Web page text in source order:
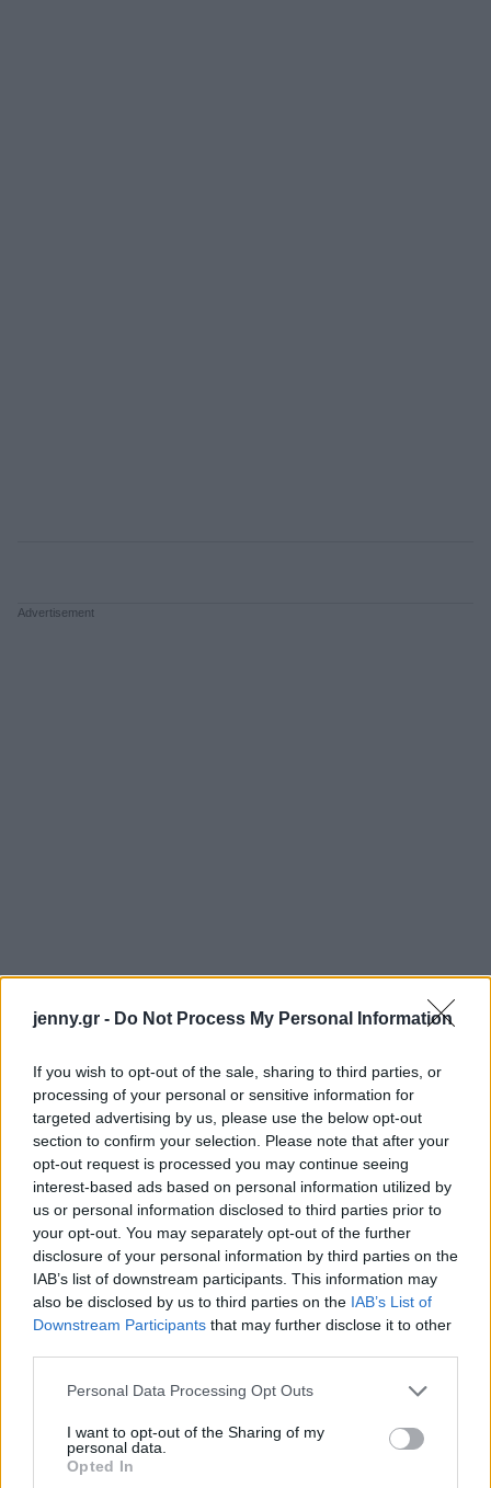
jenny.gr - Do Not Process My Personal Information
If you wish to opt-out of the sale, sharing to third parties, or
processing of your personal or sensitive information for
targeted advertising by us, please use the below opt-out
section to confirm your selection. Please note that after your
opt-out request is processed you may continue seeing
interest-based ads based on personal information utilized by
us or personal information disclosed to third parties prior to
your opt-out. You may separately opt-out of the further
disclosure of your personal information by third parties on the
IAB’s list of downstream participants. This information may
also be disclosed by us to third parties on the IAB’s List of
Downstream Participants that may further disclose it to other
Please note that this website/app uses one or more Google
not limited to your visit or usage behaviour. You may click to
grant or deny consent to Google and its third-party tags to
use your data for below specified purposes in below Google
Personal Data Processing Opt Outs
I want to opt-out of the Sharing of my
personal data.
Opted In